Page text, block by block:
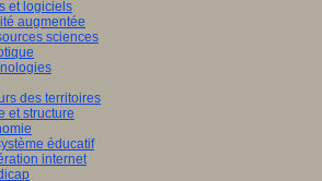
et logiciels
augmentée
sciences
des territoires
et structure
éducatif
internet